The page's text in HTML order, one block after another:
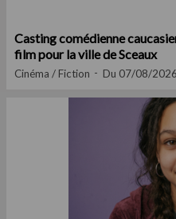
Casting comédienne
film pour la ville de Sceaux
Cinéma / Fiction Du 07/08/